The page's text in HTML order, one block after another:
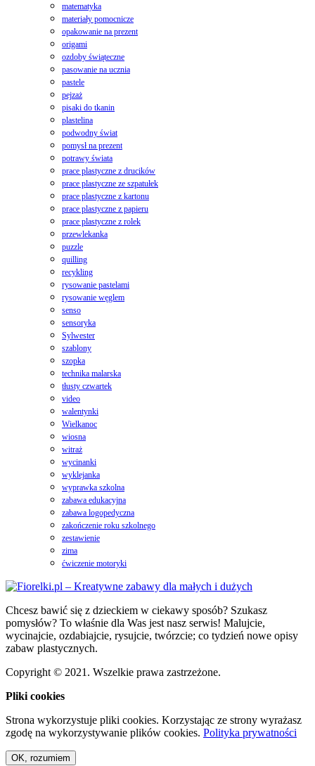
matematyka
materiały pomocnicze
opakowanie na prezent
origami
ozdoby świąteczne
pasowanie na ucznia
pastele
pejzaż
pisaki do tkanin
plastelina
podwodny świat
pomysł na prezent
potrawy świata
prace plastyczne z drucików
prace plastyczne ze szpatułek
prace plastyczne z kartonu
prace plastyczne z papieru
prace plastyczne z rolek
przewlekanka
puzzle
quilling
recykling
rysowanie pastelami
rysowanie węglem
senso
sensoryka
Sylwester
szablony
szopka
technika malarska
tłusty czwartek
video
walentynki
Wielkanoc
wiosna
witraż
wycinanki
wyklejanka
wyprawka szkolna
zabawa edukacyjna
zabawa logopedyczna
zakończenie roku szkolnego
zestawienie
zima
ćwiczenie motoryki
Chcesz bawić się z dzieckiem w ciekawy sposób? Szukasz
pomysłów? To właśnie dla Was jest nasz serwis! Malujcie,
wycinajcie, ozdabiajcie, rysujcie, twórzcie; co tydzień nowe opisy
zabaw plastycznych.
Copyright © 2021. Wszelkie prawa zastrzeżone.
Pliki cookies
Strona wykorzystuje pliki cookies. Korzystając ze strony wyrażasz
zgodę na wykorzystywanie plików cookies. Polityka prywatności
OK, rozumiem